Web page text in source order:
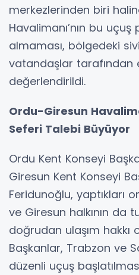
merkezlerinden biri
Havalimanı’nın bu
almaması, bölgedeki
vatandaşlar tarafından
değerlendirildi.
Ordu-Giresun
Seferi Talebi Büyüyor
Ordu Kent Konseyi
Giresun Kent Konseyi
Feridunoğlu, yaptıkları
ve Giresun halkının da
doğrudan ulaşım hakkı
Başkanlar, Trabzon ve
düzenli uçuş